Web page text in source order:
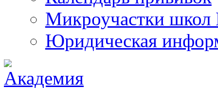
Микроучастки школ
Юридическая